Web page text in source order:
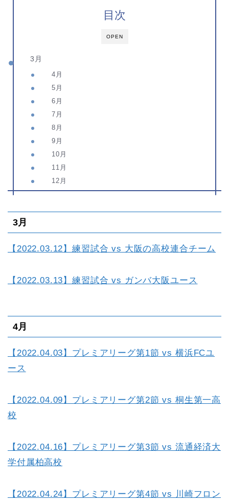
OPEN
目次
3月
4月
5月
6月
7月
8月
9月
10月
11月
12月
3月
【2022.03.12】練習試合 vs 大阪の高校連合チーム
【2022.03.13】練習試合 vs ガンバ大阪ユース
4月
【2022.04.03】プレミアリーグ第1節 vs 横浜FCユ
ース
【2022.04.09】プレミアリーグ第2節 vs 桐生第一高
校
【2022.04.16】プレミアリーグ第3節 vs 流通経済大
学付属柏高校
【2022.04.24】プレミアリーグ第4節 vs 川崎フロン